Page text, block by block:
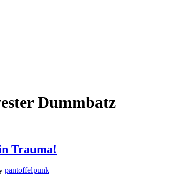
Dummbatz
Trauma!
pantoffelpunk